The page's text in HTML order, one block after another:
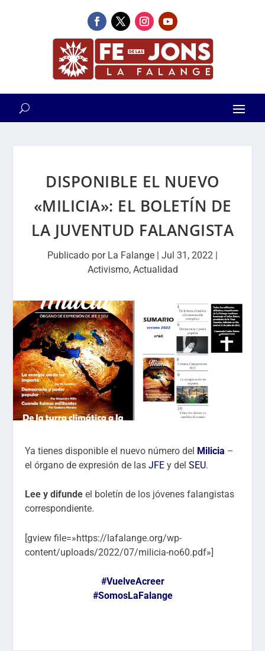
DISPONIBLE EL NUEVO
«MILICIA»: EL BOLETÍN DE
LA JUVENTUD FALANGISTA
Publicado por La Falange | Jul 31, 2022 |
Activismo, Actualidad
Ya tienes disponible el nuevo número del Milicia –
el órgano de expresión de lasJFE y delSEU.
Lee y difunde el boletín de los jóvenes falangistas
correspondiente.
[gview file=»https://lafalange.org/wp-
content/uploads/2022/07/milicia-no60.pdf»]
#VuelveAcreer
#SomosLaFalange